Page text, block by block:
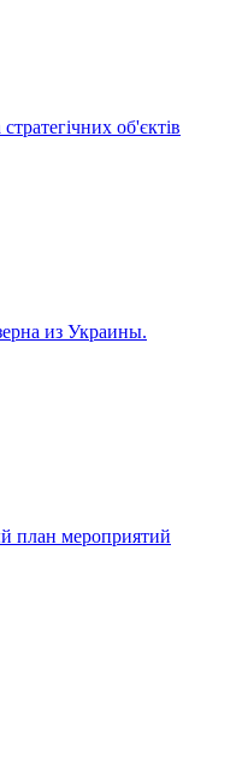
об'єктів
из Украины.
план мероприятий